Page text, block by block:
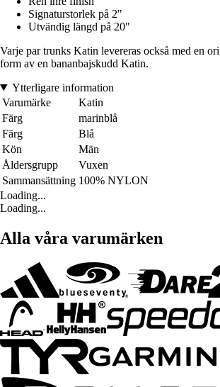
Signaturstorlek på 2"
Utvändig längd på 20"
Varje par trunks Katin levereras också med en
form av en bananbajskudd Katin.
Ytterligare information
Varumärke
Katin
Färg
marinblå
Färg
Blå
Kön
Män
Åldersgrupp
Vuxen
Sammansättning 100% NYLON
Loading...
Loading...
Alla våra varumärken